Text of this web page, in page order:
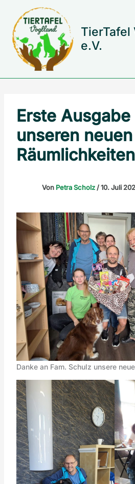
springen
TierTafel
e.V.
Erste Ausgabe
unseren neuen
Räumlichkeiten
Von Petra Scholz /10. Juli
Danke an Fam. Schulz unsere